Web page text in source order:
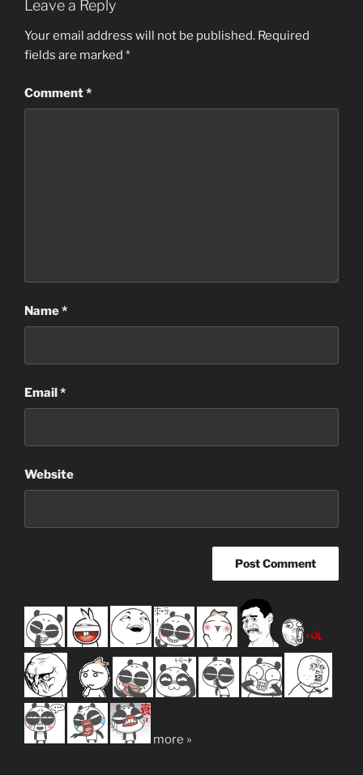
Leave a Reply
Your email address will not be published. Required
fields are marked *
Comment*
Name*
Email*
Website
more »